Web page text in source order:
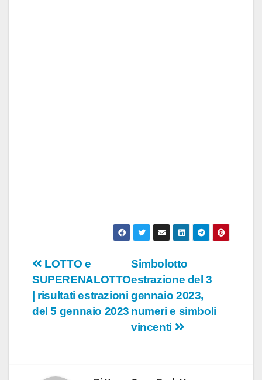
Navigazione
articoli
Simbolotto
estrazione del 3
gennaio 2023,
numeri e simboli
vincenti
LOTTO e
SUPERENALOTTO
| risultati estrazioni
del 5 gennaio 2023